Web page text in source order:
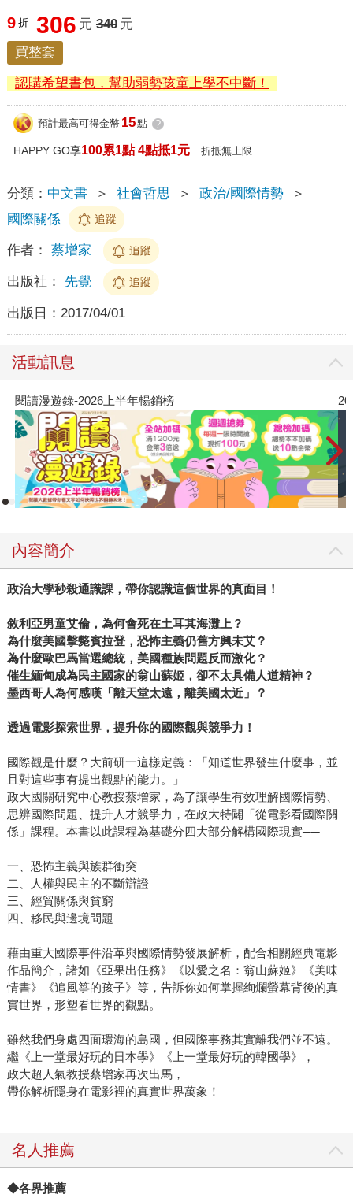
9 折 306 元 340 元
買整套
認購希望書包，幫助弱勢孩童上學不中斷！
預計最高可得金幣 15點 ?
HAPPY GO享100累1點 4點抵1元 折抵無上限
分類： 中文書 ＞ 社會哲思 ＞ 政治/國際情勢
＞
國際關係
追蹤
作者： 蔡增家 追蹤
出版社： 先覺 追蹤
出版日： 2017/04/01
活動訊息
閱讀漫遊錄-2026上半年暢銷榜
內容簡介
政治大學秒殺通識課，帶你認識這個世界的真面目！
敘利亞男童艾倫，為何會死在土耳其海灘上？
為什麼美國擊斃賓拉登，恐怖主義仍舊方興未艾？
為什麼歐巴馬當選總統，美國種族問題反而激化？
催生緬甸成為民主國家的翁山蘇姬，卻不太具備人道精神？
墨西哥人為何感嘆「離天堂太遠，離美國太近」？
透過電影探索世界，提升你的國際觀與競爭力！
國際觀是什麼？大前研一這樣定義：「知道世界發生什麼事，並
且對這些事有提出觀點的能力。」
政大國關研究中心教授蔡增家，為了讓學生有效理解國際情勢、
思辨國際問題、提升人才競爭力，在政大特闢「從電影看國際關
係」課程。本書以此課程為基礎分四大部分解構國際現實──
一、恐怖主義與族群衝突
二、人權與民主的不斷辯證
三、經貿關係與貧窮
四、移民與邊境問題
藉由重大國際事件沿革與國際情勢發展解析，配合相關經典電影
作品簡介，諸如《亞果出任務》《以愛之名：翁山蘇姬》《美味
情書》《追風箏的孩子》等，告訴你如何掌握絢爛螢幕背後的真
實世界，形塑看世界的觀點。
雖然我們身處四面環海的島國，但國際事務其實離我們並不遠。
繼《上一堂最好玩的日本學》《上一堂最好玩的韓國學》，
政大超人氣教授蔡增家再次出馬，
帶你解析隱身在電影裡的真實世界萬象！
名人推薦
◆各界推薦